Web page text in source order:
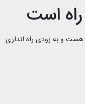
راه است
هست و به زودی راه اندازی